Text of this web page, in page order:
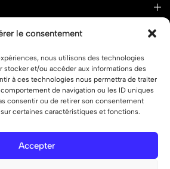
le consentement
nous utilisons des technologies
stocker et/ou accéder aux informations des
à ces technologies nous permettra de traiter
de navigation ou les ID uniques
consentir ou de retirer son consentement
certaines caractéristiques et fonctions.
Accepter
ON – Tous droits réservés.